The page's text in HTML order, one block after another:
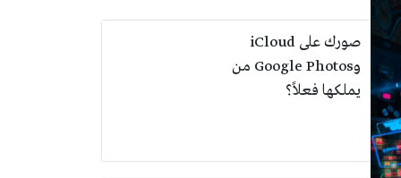
صورك على iCloud
وGoogle Photos من
يملكها فعلاً؟